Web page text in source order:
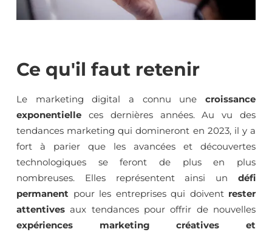
Ce qu'il faut retenir
Le marketing digital a connu une croissance
exponentielle ces dernières années. Au vu des
tendances marketing qui domineront en 2023, il y a
fort à parier que les avancées et découvertes
technologiques se feront de plus en plus
nombreuses. Elles représentent ainsi un défi
permanent pour les entreprises qui doivent rester
attentives aux tendances pour offrir de nouvelles
expériences marketing créatives et